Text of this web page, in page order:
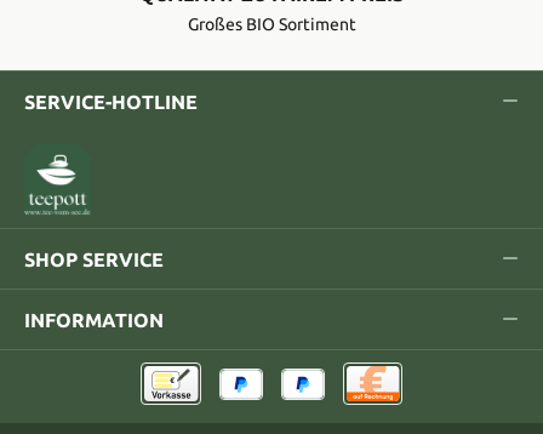
Großes BIO Sortiment
SERVICE-HOTLINE
SHOP SERVICE
INFORMATION